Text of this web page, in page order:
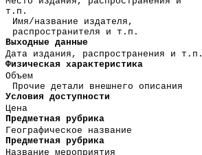
т.п.
Имя/название издателя,
распространителя и т.п.
Выходные данные
Дата издания, распространения и т.п.
Физическая характеристика
Объем
Прочие детали внешнего описания
Условия доступности
Цена
Предметная рубрика
Географическое название
Предметная рубрика
Название мероприятия